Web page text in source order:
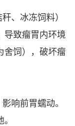
、冰冻饲料）
导致瘤胃内环境
舍饲），破坏瘤
响前胃蠕动。